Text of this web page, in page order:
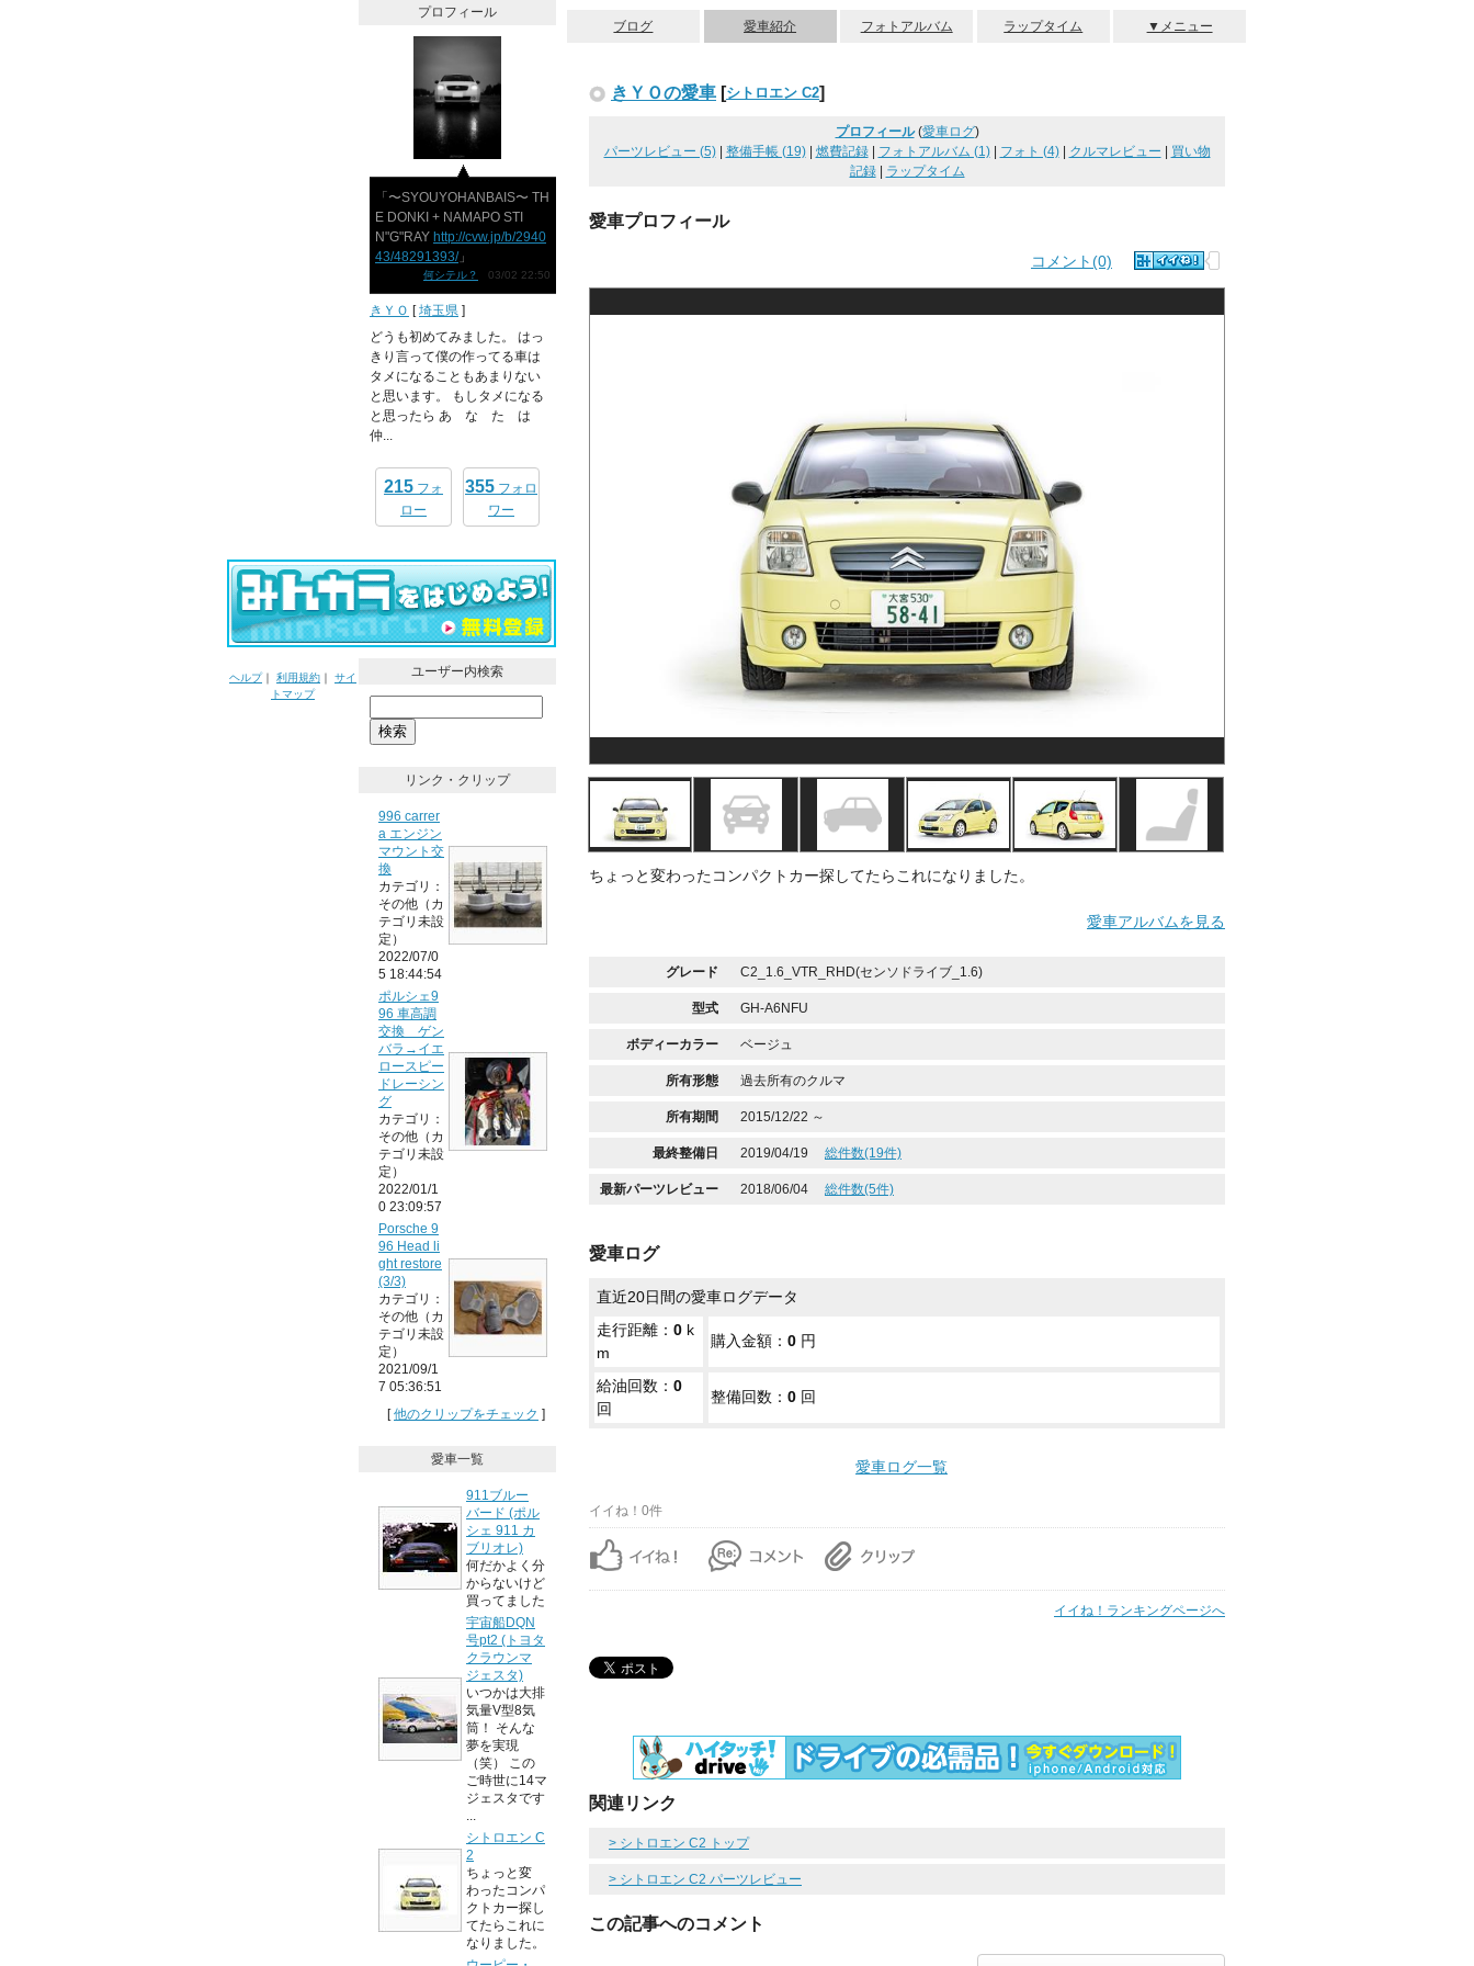
ブログ 愛車紹介 フォトアルバム ラップタイム ▼メニュー
きＹＯの愛車 [シトロエン C2]
プロフィール(愛車ログ)
パーツレビュー (5)| 整備手帳 (19)| 燃費記録| フォトアルバム (1)| フォト (4)| クルマレビュー
買い物
記録| ラップタイム
愛車プロフィール
コメント(0)
ちょっと変わったコンパクトカー探してたらこれになりました。
愛車アルバムを見る
グレード C2_1.6_VTR_RHD(センソドライブ_1.6)
型式 GH-A6NFU
ボディーカラー ベージュ
所有形態 過去所有のクルマ
所有期間 2015/12/22 ～
最終整備日 2019/04/19 総件数(19件)
最新パーツレビュー 2018/06/04 総件数(5件)
愛車ログ
直近20日間の愛車ログデータ
走行距離： 0 k
m
購入金額： 0 円
給油回数： 0
回
整備回数： 0 回
愛車ログ一覧
イイね！0件
イイね！ランキングページへ
関連リンク
> シトロエン C2 トップ
> シトロエン C2 パーツレビュー
この記事へのコメント
プロフィール
「〜SYOUYOHANBAIS〜 TH
E DONKI + NAMAPO STI
N"G"RAY http://cvw.jp/b/2940
43/48291393/」
何シテル？ 03/02 22:50
きＹＯ [埼玉県 ]
どうも初めてみました。 はっ
きり言って僕の作ってる車は
タメになることもあまりない
と思います。 もしタメになる
と思ったら あ な た は
仲...
215 フォ
ロー
355 フォロ
ワー
ユーザー内検索
リンク・クリップ
996 carrer
a エンジン
マウント交
換
カテゴリ：
その他（カ
テゴリ未設
定）
2022/07/0
5 18:44:54
ポルシェ9
96 車高調
交換 ゲン
バラ→イエ
ロースピー
ドレーシン
グ
カテゴリ：
その他（カ
テゴリ未設
定）
2022/01/1
0 23:09:57
Porsche 9
96 Head li
ght restore
(3/3)
カテゴリ：
その他（カ
テゴリ未設
定）
2021/09/1
7 05:36:51
[他のクリップをチェック ]
愛車一覧
911ブルー
バード (ポル
シェ 911 カ
ブリオレ)
何だかよく分
からないけど
買ってました
宇宙船DQN
号pt2 (トヨタ
クラウンマ
ジェスタ)
いつかは大排
気量V型8気
筒！ そんな
夢を実現
（笑） この
ご時世に14マ
ジェスタです
...
シトロエン C
2
ちょっと変
わったコンパ
クトカー探し
てたらこれに
なりました。
ヘルプ｜ 利用規約 ｜ サイ
トマップ